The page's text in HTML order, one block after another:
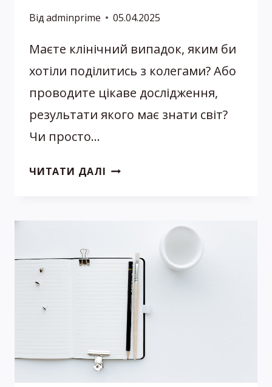
Відadminprime 05.04.2025
Маєте клінічний випадок, яким би
хотіли поділитись з колегами? Або
проводите цікаве дослідження,
результати якого має знати світ?
Чи просто…
ЧИТАТИ ДАЛІ «ПРОБА
PEDIATRICS